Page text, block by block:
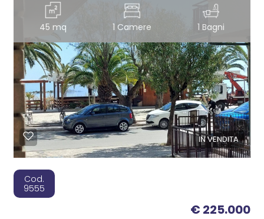
45 mq 1 Camere 1 Bagni
IN VENDITA
Cod.
9555
€ 225.000